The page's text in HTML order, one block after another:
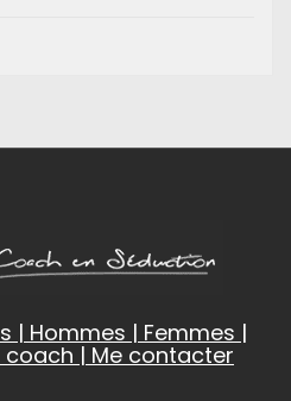
| Hommes | Femmes |
coach | Me contacter